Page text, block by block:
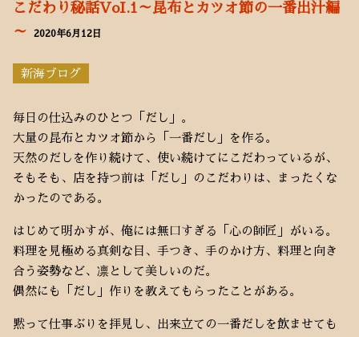
こだわり秘話VoI.1～昆布とカツオ節の一番出汁編
～
2020年6月12日
新海ブログ
毎日の仕込みのひとつ「だし」。
大量の昆布とカツオ節から「一番だし」を作る。
天然のだしを作り続けて、使い続けてにこだわっているが、
そもそも、店を持つ前は「だし」のこだわりは、まったくな
かったのである。
はじめて明かすが、俺には無口すぎる「心の師匠」がいる。
料理を見極める真剣な目、手つき、手のかけ方、料理と向き
合う姿勢など、凛として美しいのだ。
偶然にも「だし」作りを教えてもらったことがある。
黙って仕事ぶりを拝見し、出来立ての一番だしを飲ませても